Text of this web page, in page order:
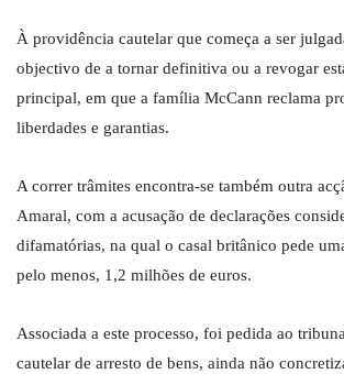
À providência cautelar que começa a ser
objectivo de a tornar definitiva ou a revogar
principal, em que a família McCann reclama
liberdades e garantias.
A correr trâmites encontra-se também outra
Amaral, com a acusação de declarações
difamatórias, na qual o casal britânico pede
pelo menos, 1,2 milhões de euros.
Associada a este processo, foi pedida ao
cautelar de arresto de bens, ainda não